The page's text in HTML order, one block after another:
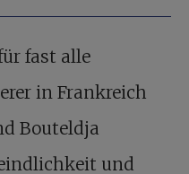
fast alle
in Frankreich
Bouteldja
und